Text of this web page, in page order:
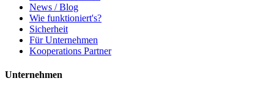
News / Blog
Wie funktioniert's?
Sicherheit
Für Unternehmen
Kooperations Partner
Unternehmen